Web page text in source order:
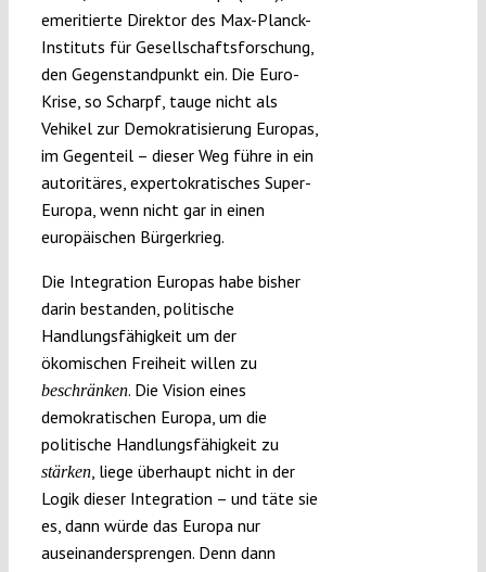
emeritierte Direktor des Max-Planck-
Instituts für Gesellschaftsforschung,
den Gegenstandpunkt ein. Die Euro-
Krise, so Scharpf, tauge nicht als
Vehikel zur Demokratisierung Europas,
im Gegenteil – dieser Weg führe in ein
autoritäres, expertokratisches Super-
Europa, wenn nicht gar in einen
europäischen Bürgerkrieg.
Die Integration Europas habe bisher
darin bestanden, politische
Handlungsfähigkeit um der
ökomischen Freiheit willen zu
beschränken. Die Vision eines
demokratischen Europa, um die
politische Handlungsfähigkeit zu
stärken, liege überhaupt nicht in der
Logik dieser Integration – und täte sie
es, dann würde das Europa nur
auseinandersprengen. Denn dann